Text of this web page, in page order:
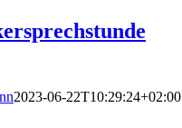
2023-06-22T10:29:24+02:00